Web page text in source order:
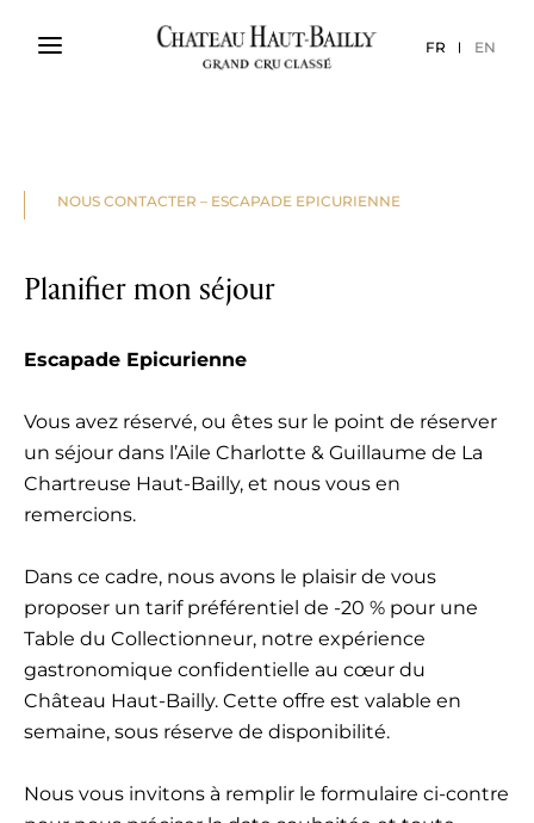
FR EN
NOUS CONTACTER – ESCAPADE EPICURIENNE
Planifier mon séjour
Escapade Epicurienne
Vous avez réservé, ou êtes sur le point de réserver
un séjour dans l’Aile Charlotte & Guillaume de La
Chartreuse Haut-Bailly, et nous vous en
remercions.
Dans ce cadre, nous avons le plaisir de vous
proposer un tarif préférentiel de -20 % pour une
Table du Collectionneur, notre expérience
gastronomique confidentielle au cœur du
Château Haut-Bailly. Cette offre est valable en
semaine, sous réserve de disponibilité.
Nous vous invitons à remplir le formulaire ci-contre